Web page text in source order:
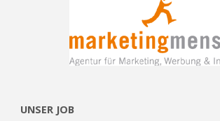
UNSER JOB